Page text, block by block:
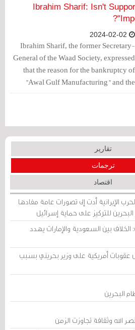
unemployed.
Ibrahim Sharif: Isn't
Ibrahim Sharif, the former Secretary-
General of the Waad Society, expressed
that the reason for the bankruptcy of
"Awal Gulf Manufacturing" and the
unemployment of 220 Bahraini
تقارير
ترجمات
اقتصاد
الإيرانية أدت إلى تصورات عامة مفادها
للتركيز على حماية إسرائيل
بين السعودية والإمارات يهدد
أمريكية على وزير بحريني بسبب
البحرين
الله وثقافة تجاوزت الزمن